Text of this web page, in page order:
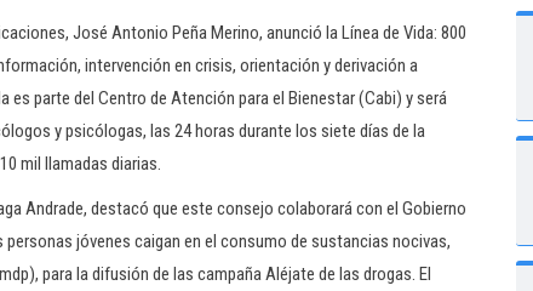
José Antonio Peña Merino, anunció la Línea de Vida: 800
intervención en crisis, orientación y derivación a
parte del Centro de Atención para el Bienestar (Cabi) y será
y psicólogas, las 24 horas durante los siete días de la
mil llamadas diarias.
Andrade, destacó que este consejo colaborará con el Gobierno
jóvenes caigan en el consumo de sustancias nocivas,
para la difusión de las campaña Aléjate de las drogas. El